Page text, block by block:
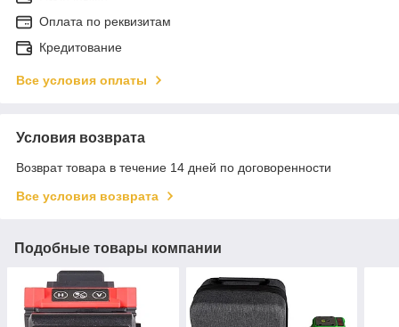
Оплата по реквизитам
Кредитование
Все условия оплаты
Условия возврата
Возврат товара в течение 14 дней по договоренности
Все условия возврата
Подобные товары компании